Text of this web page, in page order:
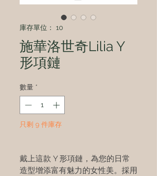
庫存單位： 10
施華洛世奇Lilia Y
形項鏈
數量 *
只剩 9 件庫存
戴上這款 Y 形項鏈，為您的日常
造型增添富有魅力的女性美。採用